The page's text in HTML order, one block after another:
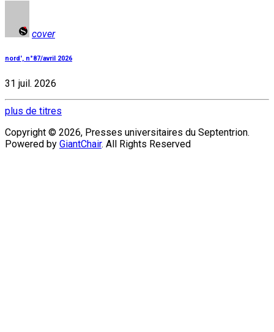
cover
nord', n°87/avril 2026
31 juil. 2026
plus de titres
Copyright © 2026, Presses universitaires du Septentrion.
Powered by GiantChair. All Rights Reserved